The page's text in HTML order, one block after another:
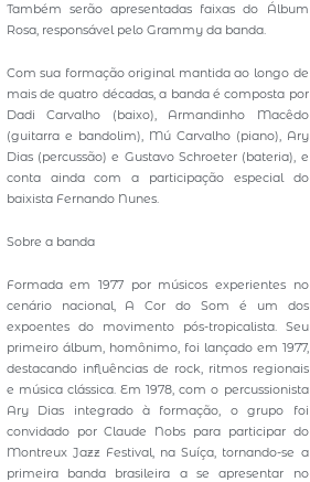
Também serão apresentadas faixas do Álbum
Rosa, responsável pelo Grammy da banda.
Com sua formação original mantida ao longo de
mais de quatro décadas, a banda é composta por
Dadi Carvalho (baixo), Armandinho Macêdo
(guitarra e bandolim), Mú Carvalho (piano), Ary
Dias (percussão) e Gustavo Schroeter (bateria), e
conta ainda com a participação especial do
baixista Fernando Nunes.
Sobre a banda
Formada em 1977 por músicos experientes no
cenário nacional, A Cor do Som é um dos
expoentes do movimento pós-tropicalista. Seu
primeiro álbum, homônimo, foi lançado em 1977,
destacando influências de rock, ritmos regionais
e música clássica. Em 1978, com o percussionista
Ary Dias integrado à formação, o grupo foi
convidado por Claude Nobs para participar do
Montreux Jazz Festival, na Suíça, tornando-se a
primeira banda brasileira a se apresentar no